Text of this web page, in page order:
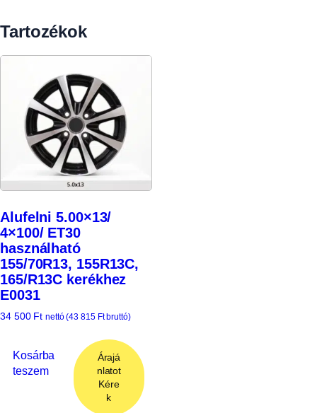
Tartozékok
Alufelni 5.00×13/
4×100/ ET30
használható
155/70R13, 155R13C,
165/R13C kerékhez
E0031
34 500 Ft nettó (43 815 Ftbruttó)
Kosárba
teszem
Árajá
nlatot
Kére
k